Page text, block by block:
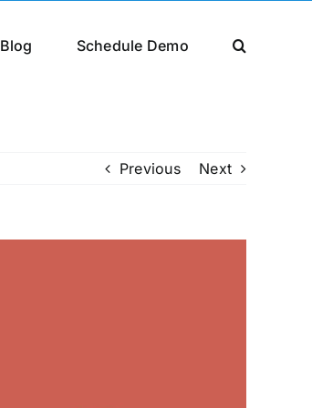
Blog Schedule Demo
Previous Next